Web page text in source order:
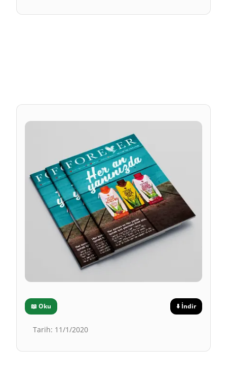
📖 Oku ⬇️ İndir
Tarih: 11/1/2020